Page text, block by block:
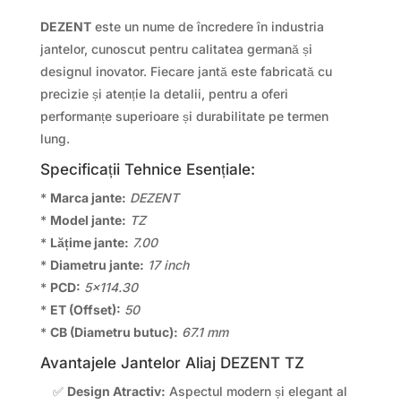
DEZENTeste un nume de încredere în industria
jantelor, cunoscut pentru calitatea germană și
designul inovator. Fiecare jantă este fabricată cu
precizie și atenție la detalii, pentru a oferi
performanțe superioare și durabilitate pe termen
lung.
Specificații Tehnice Esențiale:
* Marca jante: DEZENT
* Model jante: TZ
* Lățime jante: 7.00
* Diametru jante: 17 inch
* PCD: 5×114.30
* ET (Offset): 50
* CB (Diametru butuc): 67.1 mm
Avantajele Jantelor Aliaj DEZENT TZ
✅ Design Atractiv: Aspectul modern și elegant al